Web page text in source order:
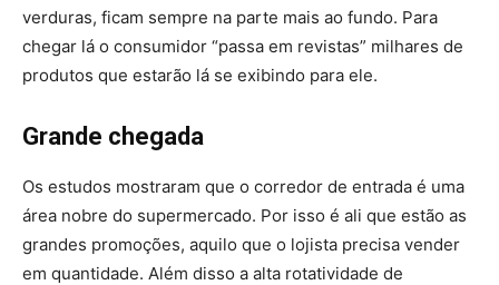
verduras, ficam sempre na parte mais ao fundo. Para
chegar lá o consumidor “passa em revistas” milhares de
produtos que estarão lá se exibindo para ele.
Grande chegada
Os estudos mostraram que o corredor de entrada é uma
área nobre do supermercado. Por isso é ali que estão as
grandes promoções, aquilo que o lojista precisa vender
em quantidade. Além disso a alta rotatividade de